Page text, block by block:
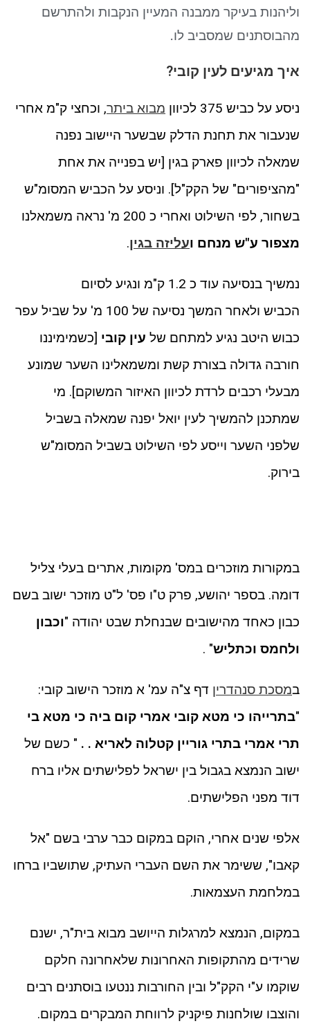
וליהנות בעיקר ממבנה המעיין הנקבות ולהתרשם
מהבוסתנים שמסביב לו.
איך מגיעים לעין קובי?
ניסע על כביש 375 לכיוון מבוא ביתר, וכחצי ק"מ אחרי
שנעבור את תחנת הדלק שבשער היישוב נפנה
שמאלה לכיוון פארק בגין [יש בפנייה את אחת
"מהציפורים" של הקק"ל]. וניסע על הכביש המסומ"ש
בשחור, לפי השילוט ואחרי כ 200 מ' נראה משמאלנו
מצפור ע"ש מנחם ועליזה בגין.
נמשיך בנסיעה עוד כ 1.2 ק"מ ונגיע לסיום
הכביש ולאחר המשך נסיעה של 100 מ' על שביל עפר
כבוש היטב נגיע למתחם של עין קובי [כשמימיננו
חורבה גדולה בצורת קשת ומשמאלינו השער שמונע
מבעלי רכבים לרדת לכיוון האיזור המשוקם]. מי
שמתכנן להמשיך לעין יואל יפנה שמאלה בשביל
שלפני השער וייסע לפי השילוט בשביל המסומ"ש
בירוק.
במקורות מוזכרים במס' מקומות, אתרים בעלי צליל
דומה. בספר יהושע, פרק ט"ו פס' ל"ט מוזכר ישוב בשם
כבון כאחד מהישובים שבנחלת שבט יהודה "וכבון
ולחמס וכתליש" .
במסכת סנהדרין דף צ"ה עמ' א מוזכר הישוב קובי:
"בתרייהו כי מטא קובי אמרי קום ביה כי מטא בי
תרי אמרי בתרי גוריין קטלוה לאריא . . " כשם של
ישוב הנמצא בגבול בין ישראל לפלישתים אליו ברח
דוד מפני הפלישתים.
אלפי שנים אחרי, הוקם במקום כבר ערבי בשם "אל
קאבו", ששימר את השם העברי העתיק, שתושביו ברחו
במלחמת העצמאות.
במקום, הנמצא למרגלות הייושב מבוא בית"ר, ישנם
שרידים מהתקופות האחרונות שלאחרונה חלקם
שוקמו ע"י הקק"ל ובין החורבות ננטעו בוסתנים רבים
והוצבו שולחנות פיקניק לרווחת המבקרים במקום.